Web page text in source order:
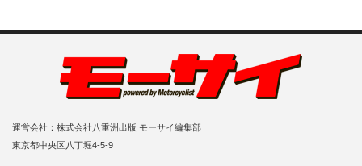
運営会社：株式会社八重洲出版 モーサイ編集部
東京都中央区八丁堀4-5-9